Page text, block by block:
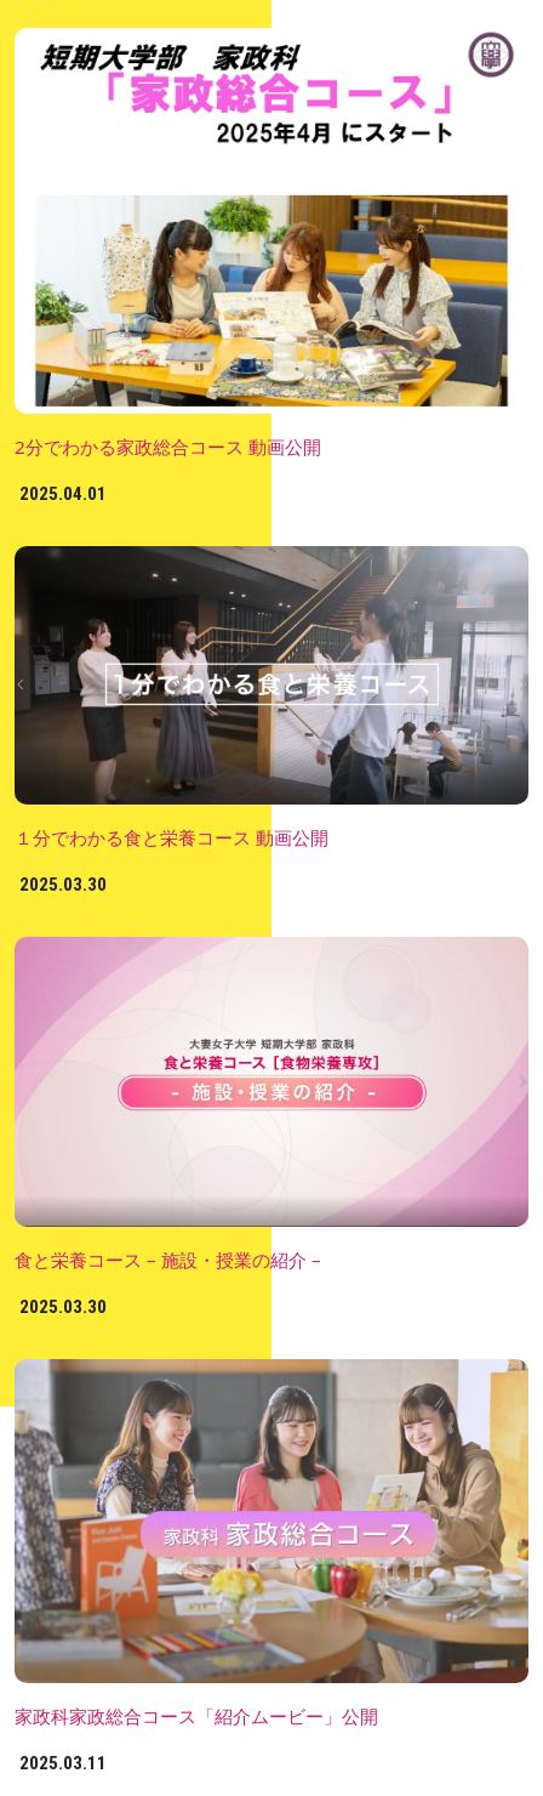
2分でわかる家政総合コース 動画公開
2025.04.01
１分でわかる食と栄養コース 動画公開
2025.03.30
食と栄養コース – 施設・授業の紹介 –
2025.03.30
家政科家政総合コース「紹介ムービー」公開
2025.03.11